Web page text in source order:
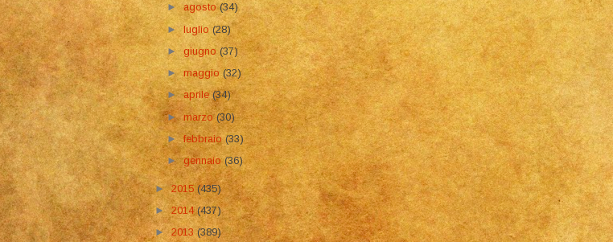
►agosto(34)
►luglio(28)
►giugno(37)
►maggio(32)
►aprile(34)
►marzo(30)
►febbraio(33)
►gennaio(36)
►2015 (435)
►2014(437)
►2013(389)